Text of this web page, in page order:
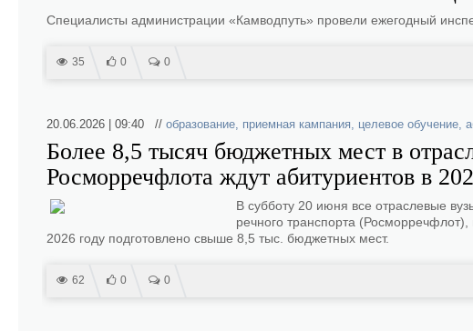
Специалисты администрации «Камводпуть» провели ежегодный
35 0 0
20.06.2026 | 09:40 // образование, приемная кампания, целевое обучение,
Более 8,5 тысяч бюджетных мест в
Росморречфлота ждут абитуриентов в
В субботу 20 июня все отраслевые
речного транспорта
2026 году подготовлено свыше 8,5 тыс. бюджетных мест.
62 0 0